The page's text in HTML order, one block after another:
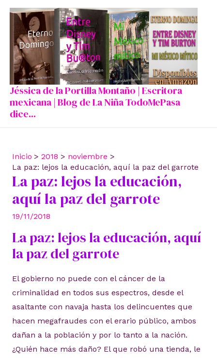
contenido
Jéssica de la Portilla Montaño | Escritora
mexicana | Blog de La Niña TodoMePasa
dice...
Inicio 2018
noviembre
La paz: lejos la educación, aquí la paz del garrote
La paz: lejos la educación,
aquí la paz del garrote
19/11/2018
La paz: lejos la educación, aquí
la paz del garrote
El gobierno no puede con el cáncer de la
criminalidad en todos sus espectros, desde el
asaltante con navaja hasta los delincuentes que
hacen megafraudes con el erario público, ambos
dañan a la población y por lo tanto a la nación.
¿Quién hace más daño? El que robó una tienda, le